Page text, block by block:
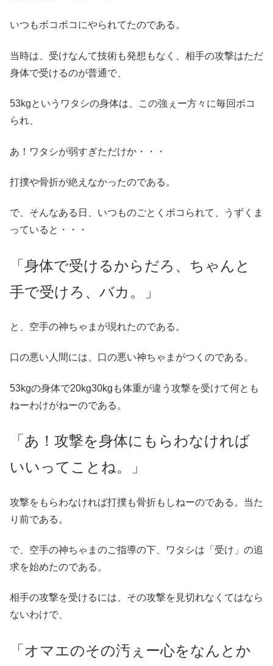
いつもボコボコにやられてたのである。
当時は、受けなんて技術も発想もなく、相手の攻撃はただ
身体で受けるのが普通で、
53kgというワタシの身体は、この強ぇー方々に毎回ボコ
られ、
あ！ワタシが弱すぎただけか・・・
打撲や骨折が絶えなかったのである。
で、そんなある日、いつものごとくボコられて、うずくま
っていると・・・
「身体で受けるからだろ、ちゃんと
手で受けろ、バカ。」
と、空手の神ちゃまが現れたのである。
口の悪い人間には、口の悪い神ちゃまがつくのである。
53kgの身体で20kg30kgも体重が違う攻撃を受けて何とも
ねーわけがねーのである。
「あ！攻撃を身体にもらわなければ
いいってことね。」
攻撃をもらわなければ打撲も骨折もしねーのである。当た
り前である。
で、空手の神ちゃまのご指導の下、ワタシは「受け」の追
求を始めたのである。
相手の攻撃を受けるには、その攻撃を見切れなくてはなら
ないわけで、
「オマエのその汚ぇー心をなんとか